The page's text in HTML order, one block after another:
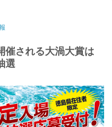
催される大渦大賞は
選